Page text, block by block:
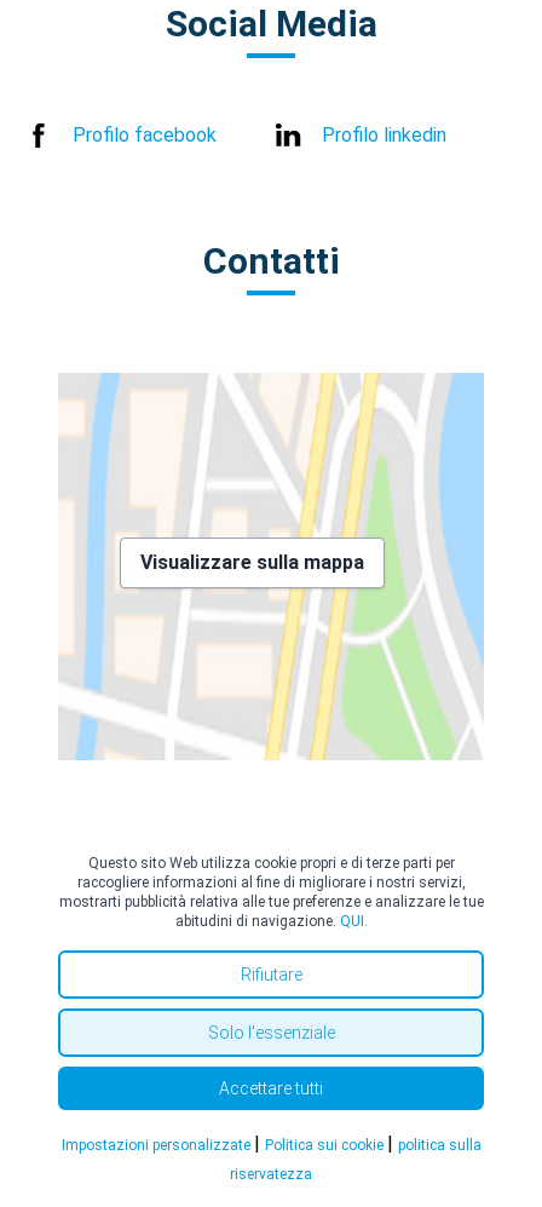
Social Media
Profilo facebook Profilo linkedin
Contatti
Visualizzare sulla mappa
Rome American Hospital
Via Emilio Longoni, 69, (Roma)
+39 0695282233
Poliambulatorio Idrofisio
Via di Donna Olimpia, 8,(Roma)
+39 0699313571
Questo sito Web utilizza cookie propri e di terze parti per
raccogliere informazioni al fine di migliorare i nostri servizi,
mostrarti pubblicità relativa alle tue preferenze e analizzare le tue
abitudini di navigazione. QUI.
Rifiutare
Solo l'essenziale
Accettare tutti
Impostazioni personalizzate | Politica sui cookie | politica sulla
riservatezza